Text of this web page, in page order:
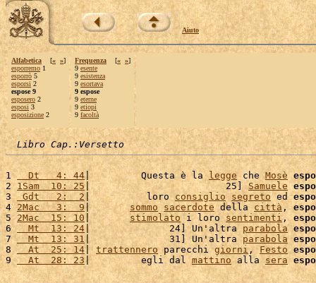
Aiuto
Alfabetica [« »]
esporremo 1
esporrò 5
esporsi 2
espose 9
esposero 2
esposi 3
esposizione 2
Frequenza [« »]
9 esente
9 esistenza
9 esortava
9 espose
9 eterne
9 etiopi
9 facoltà
Libro Cap.:Versetto
1
  Dt   4: 44
|         Questa è la legge che Mosè
2 1Sam  10: 25 |                        25] Samuele
3 Gdt   2:  2 |          loro consiglio segreto ed
4 2Mac   3:  9| sommo sacerdote della città,
5 2Mac  15: 10 | stimolato i loro sentimenti,
6
  Mt  13: 24
|              24] Un'altra parabola
7
  Mt  13: 31
|              31] Un'altra parabola
8
  At  25: 14
| trattennero parecchi giorni , Festo
9
  At  28: 23
|         egli dal mattino alla sera